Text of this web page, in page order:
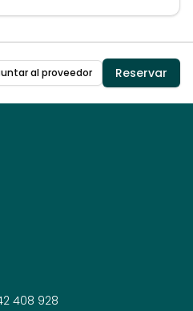
al proveedor Reservar
408 928